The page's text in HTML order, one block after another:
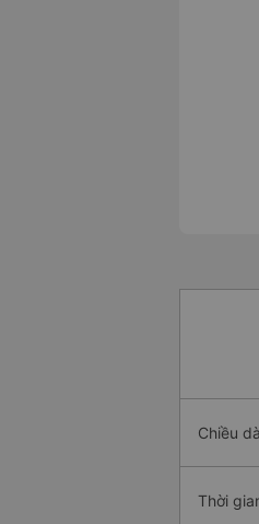
Chiều
Thời